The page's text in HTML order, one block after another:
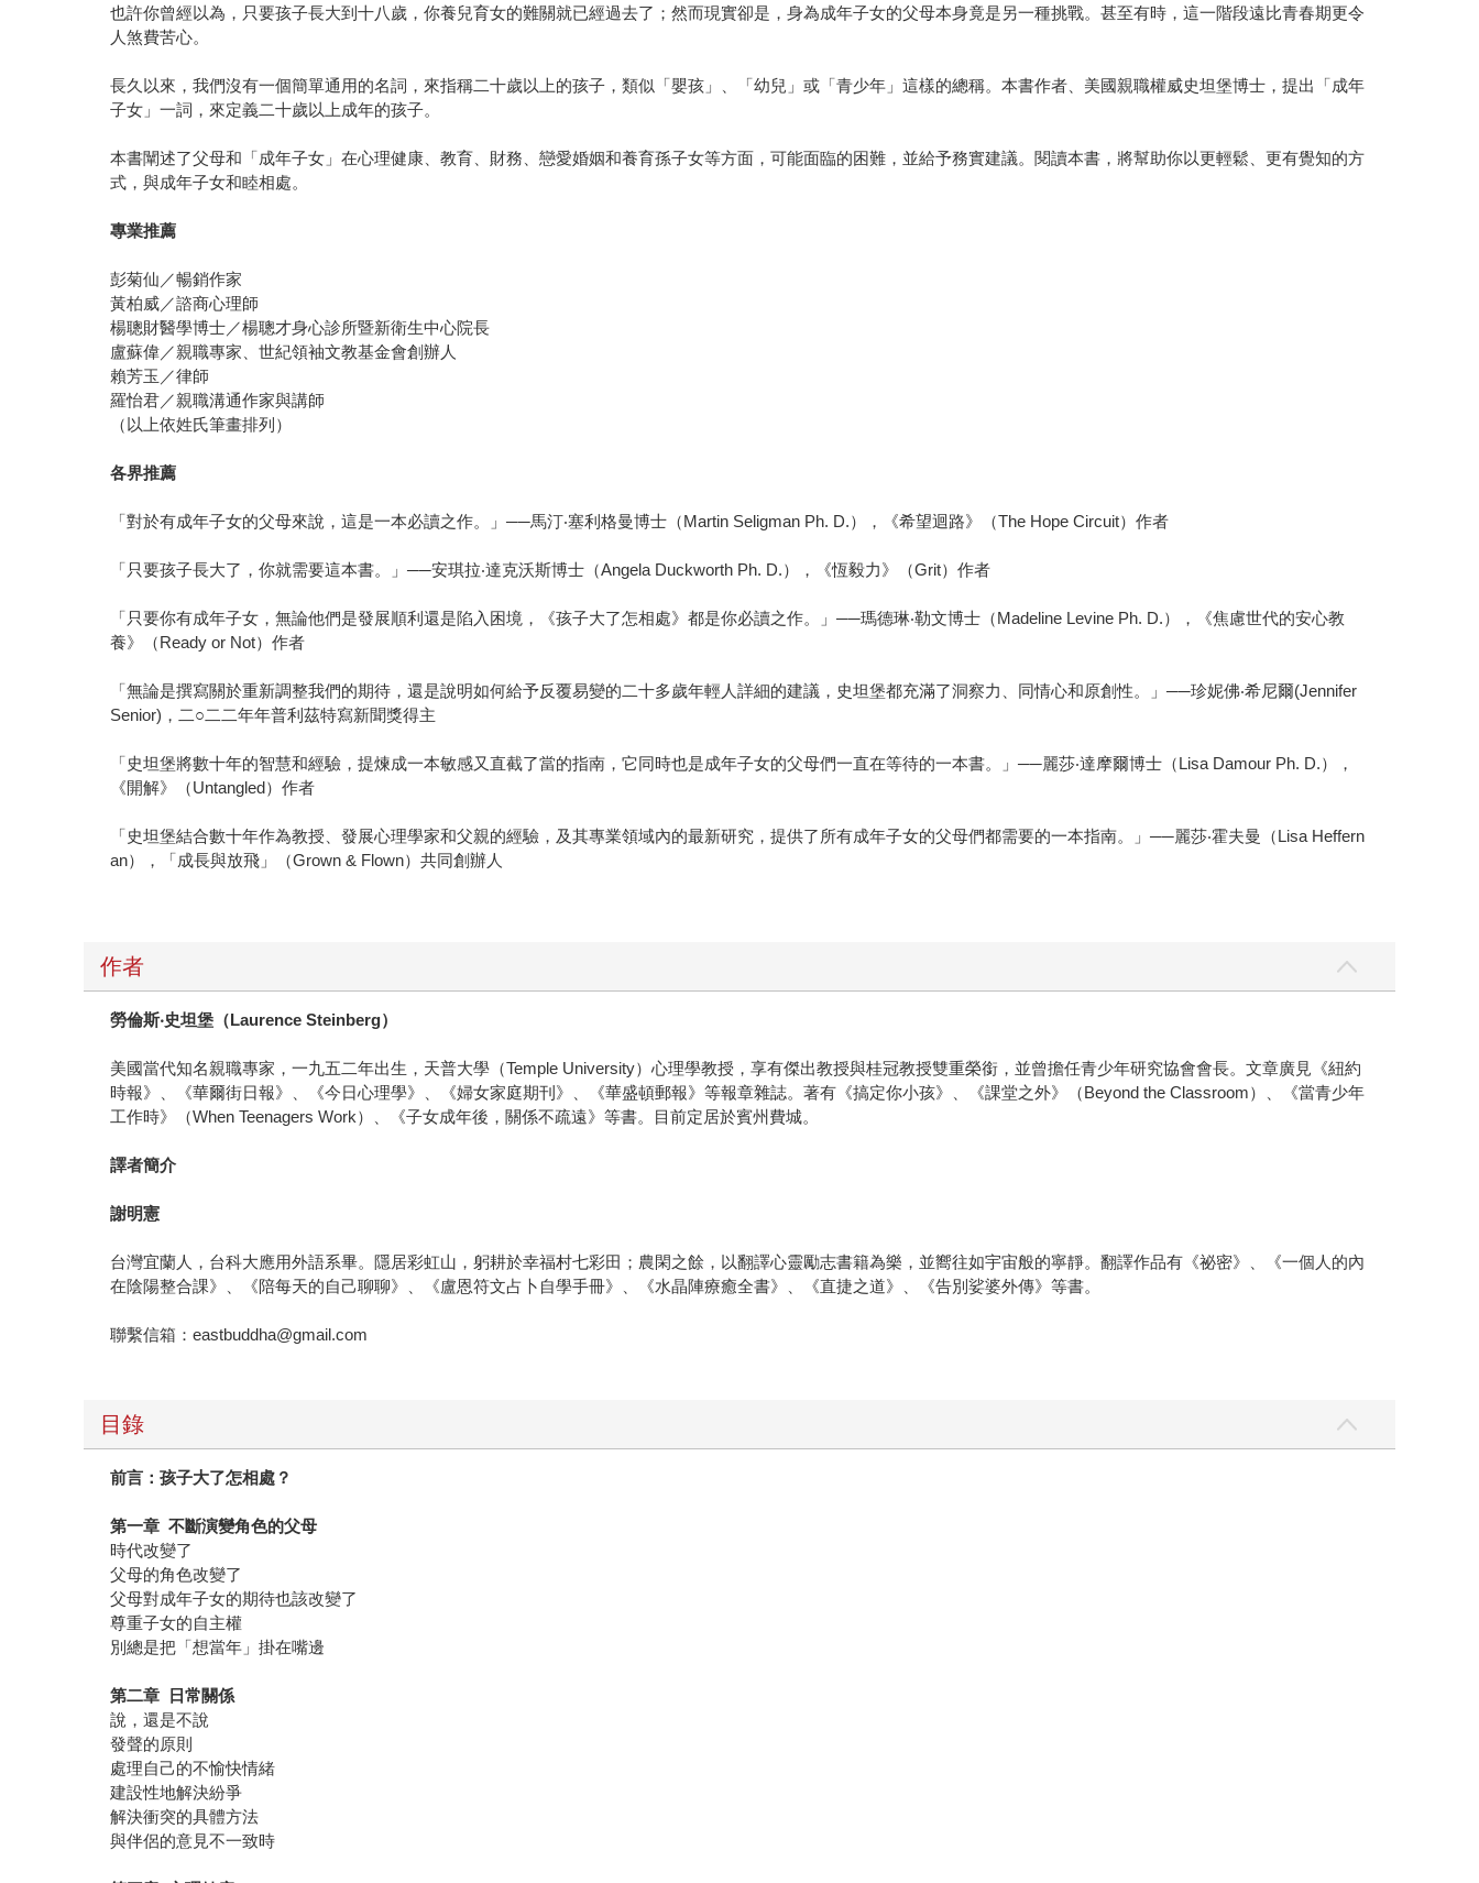
也許你曾經以為，只要孩子長大到十八歲，你養兒育女的難關就已經過去了；然而現實卻是，身為成年子女的父母本身竟是另一種挑戰。甚至有時，這一階段遠比青春期更令
人煞費苦心。
長久以來，我們沒有一個簡單通用的名詞，來指稱二十歲以上的孩子，類似「嬰孩」、「幼兒」或「青少年」這樣的總稱。本書作者、美國親職權威史坦堡博士，提出「成年
子女」一詞，來定義二十歲以上成年的孩子。
本書闡述了父母和「成年子女」在心理健康、教育、財務、戀愛婚姻和養育孫子女等方面，可能面臨的困難，並給予務實建議。閱讀本書，將幫助你以更輕鬆、更有覺知的方
式，與成年子女和睦相處。
專業推薦
彭菊仙／暢銷作家
黃柏威／諮商心理師
楊聰財醫學博士／楊聰才身心診所暨新衛生中心院長
盧蘇偉／親職專家、世紀領袖文教基金會創辦人
賴芳玉／律師
羅怡君／親職溝通作家與講師
（以上依姓氏筆畫排列）
各界推薦
「對於有成年子女的父母來說，這是一本必讀之作。」──馬汀‧塞利格曼博士（Martin Seligman Ph. D.），《希望迴路》（The Hope Circuit）作者
「只要孩子長大了，你就需要這本書。」──安琪拉‧達克沃斯博士（Angela Duckworth Ph. D.），《恆毅力》（Grit）作者
「只要你有成年子女，無論他們是發展順利還是陷入困境，《孩子大了怎相處》都是你必讀之作。」──瑪德琳‧勒文博士（Madeline Levine Ph. D.），《焦慮世代的安心教
養》（Ready or Not）作者
「無論是撰寫關於重新調整我們的期待，還是說明如何給予反覆易變的二十多歲年輕人詳細的建議，史坦堡都充滿了洞察力、同情心和原創性。」──珍妮佛‧希尼爾(Jennifer
Senior)，二○二二年年普利茲特寫新聞獎得主
「史坦堡將數十年的智慧和經驗，提煉成一本敏感又直截了當的指南，它同時也是成年子女的父母們一直在等待的一本書。」──麗莎‧達摩爾博士（Lisa Damour Ph. D.），
《開解》（Untangled）作者
「史坦堡結合數十年作為教授、發展心理學家和父親的經驗，及其專業領域內的最新研究，提供了所有成年子女的父母們都需要的一本指南。」──麗莎‧霍夫曼（Lisa Heffern
an），「成長與放飛」（Grown & Flown）共同創辦人
作者
勞倫斯‧史坦堡（Laurence Steinberg）
美國當代知名親職專家，一九五二年出生，天普大學（Temple University）心理學教授，享有傑出教授與桂冠教授雙重榮銜，並曾擔任青少年研究協會會長。文章廣見《紐約
時報》、《華爾街日報》、《今日心理學》、《婦女家庭期刊》、《華盛頓郵報》等報章雜誌。著有《搞定你小孩》、《課堂之外》（Beyond the Classroom）、《當青少年
工作時》（When Teenagers Work）、《子女成年後，關係不疏遠》等書。目前定居於賓州費城。
譯者簡介
謝明憲
台灣宜蘭人，台科大應用外語系畢。隱居彩虹山，躬耕於幸福村七彩田；農閑之餘，以翻譯心靈勵志書籍為樂，並嚮往如宇宙般的寧靜。翻譯作品有《祕密》、《一個人的內
在陰陽整合課》、《陪每天的自己聊聊》、《盧恩符文占卜自學手冊》、《水晶陣療癒全書》、《直捷之道》、《告別娑婆外傳》等書。
聯繫信箱：eastbuddha@gmail.com
目錄
前言：孩子大了怎相處？
第一章 不斷演變角色的父母
時代改變了
父母的角色改變了
父母對成年子女的期待也該改變了
尊重子女的自主權
別總是把「想當年」掛在嘴邊
第二章 日常關係
說，還是不說
發聲的原則
處理自己的不愉快情緒
建設性地解決紛爭
解決衝突的具體方法
與伴侶的意見不一致時